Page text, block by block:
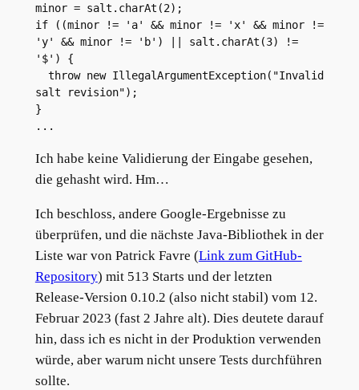
minor = salt.charAt(2);
if ((minor != 'a' && minor != 'x' && minor !=
'y' && minor != 'b') || salt.charAt(3) !=
'$') {
salt revision");
}
...
Ich habe keine Validierung der Eingabe gesehen,
die gehasht wird. Hm…
Ich beschloss, andere Google-Ergebnisse zu
überprüfen, und die nächste Java-Bibliothek in der
Liste war von Patrick Favre (Link zum GitHub-
Repository) mit 513 Starts und der letzten
Release-Version 0.10.2 (also nicht stabil) vom 12.
Februar 2023 (fast 2 Jahre alt). Dies deutete darauf
hin, dass ich es nicht in der Produktion verwenden
würde, aber warum nicht unsere Tests durchführen
sollte.